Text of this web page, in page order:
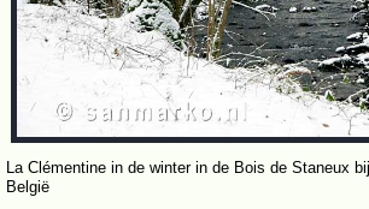
La Clémentine in de winter in de Bois de Staneux
België